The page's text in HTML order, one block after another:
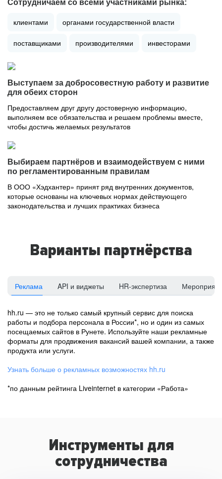
Сотрудничаем со всеми участниками рынка:
клиентами органами государственной власти
поставщиками производителями инвесторами
Выступаем за добросовестную работу и развитие
для обеих сторон
Предоставляем друг другу достоверную информацию,
выполняем все обязательства и решаем проблемы вместе,
чтобы достичь желаемых результатов
Выбираем партнёров и взаимодействуем с ними
по регламентированным правилам
В ООО «Хэдхантер» принят ряд внутренних документов,
которые основаны на ключевых нормах действующего
законодательства и лучших практиках бизнеса
Варианты партнёрства
Реклама API и виджеты HR-экспертиза
hh.ru — это не только самый крупный сервис для поиска
работы и подбора персонала в России*, но и один из самых
посещаемых сайтов в Рунете. Используйте наши рекламные
форматы для продвижения вакансий вашей компании, а также
продукта или услуги.
Узнать больше о рекламных возможностях hh.ru
*по данным рейтинга Liveinternet в категории «Работа»
Инструменты для
сотрудничества